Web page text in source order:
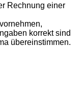
Rechnung einer
korrekt sind
übereinstimmen.